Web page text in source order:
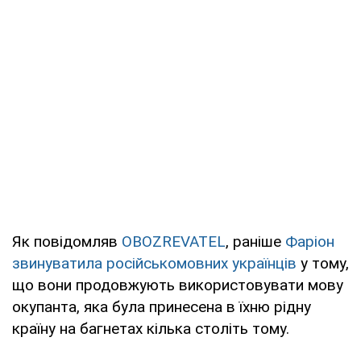
Як повідомляв OBOZREVATEL, раніше Фаріон
звинуватила російськомовних українців у тому,
що вони продовжують використовувати мову
окупанта, яка була принесена в їхню рідну
країну на багнетах кілька століть тому.